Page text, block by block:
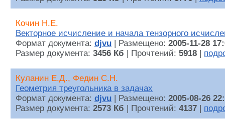
Кочин Н.Е.
Векторное исчисление и начала тензорного
Формат документа: djvu | Размещено: 2005-11-28
Размер документа: 3456 Кб | Прочтений: 5918
Куланин Е.Д., Федин С.Н.
Геометрия треугольника в задачах
Формат документа: djvu | Размещено: 2005-08-26
Размер документа: 2573 Кб | Прочтений: 4137